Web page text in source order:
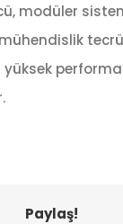
modüler
Paylaş!